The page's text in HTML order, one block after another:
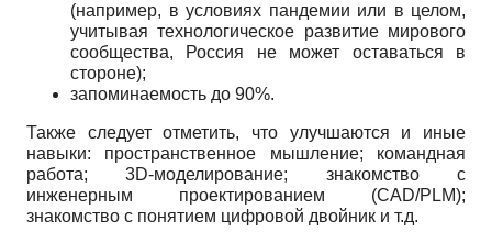
(например, в условиях пандемии или в целом,
учитывая технологическое развитие мирового
сообщества, Россия не может оставаться в
стороне);
запоминаемость до 90%.
Также следует отметить, что улучшаются и иные
навыки: пространственное мышление; командная
работа; 3D-моделирование; знакомство с
инженерным проектированием (CAD/PLM);
знакомство с понятием цифровой двойник и т.д.